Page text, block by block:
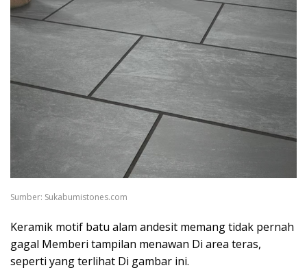
Sumber: Sukabumistones.com
Keramik motif batu alam andesit memang tidak pernah
gagal Memberi tampilan menawan Di area teras,
seperti yang terlihat Di gambar ini.